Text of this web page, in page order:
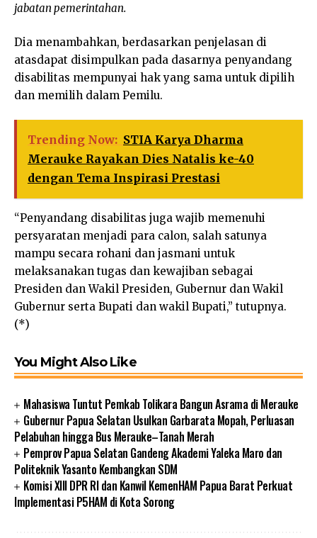
jabatan pemerintahan.
Dia menambahkan, berdasarkan penjelasan di
atasdapat disimpulkan pada dasarnya penyandang
disabilitas mempunyai hak yang sama untuk dipilih
dan memilih dalam Pemilu.
Trending Now: STIA Karya Dharma
Merauke Rayakan Dies Natalis ke-40
dengan Tema Inspirasi Prestasi
“Penyandang disabilitas juga wajib memenuhi
persyaratan menjadi para calon, salah satunya
mampu secara rohani dan jasmani untuk
melaksanakan tugas dan kewajiban sebagai
Presiden dan Wakil Presiden, Gubernur dan Wakil
Gubernur serta Bupati dan wakil Bupati,” tutupnya.
(*)
You Might Also Like
Mahasiswa Tuntut Pemkab Tolikara Bangun Asrama di Merauke
Gubernur Papua Selatan Usulkan Garbarata Mopah, Perluasan
Pelabuhan hingga Bus Merauke–Tanah Merah
Pemprov Papua Selatan Gandeng Akademi Yaleka Maro dan
Politeknik Yasanto Kembangkan SDM
Komisi XIII DPR RI dan Kanwil KemenHAM Papua Barat Perkuat
Implementasi P5HAM di Kota Sorong